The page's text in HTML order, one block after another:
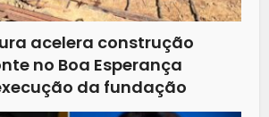
acelera construção
no Boa Esperança
da fundação